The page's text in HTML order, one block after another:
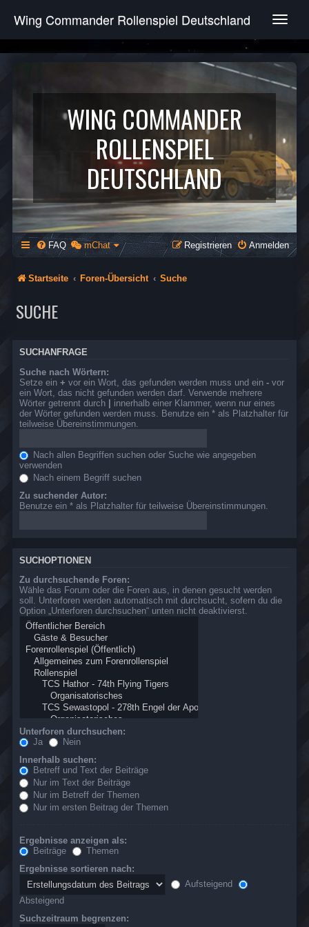
T
g
e
v
g
a
t
i
o
n
Wing Commander Rollenspiel Deutschland
WING COMMANDER
ROLLENSPIEL
DEUTSCHLAND
FAQ mChat Anmelden
Registrieren
Startseite Foren-Übersicht Suche
SUCHE
SUCHANFRAGE
Suche nach Wörtern:
Setze ein + vor ein Wort, das gefunden werden muss und ein - vor
ein Wort, das nicht gefunden werden darf. Verwende mehrere
Wörter getrennt durch | innerhalb einer Klammer, wenn nur eines
der Wörter gefunden werden muss. Benutze ein * als Platzhalter für
teilweise Übereinstimmungen.
Nach allen Begriffen suchen oder Suche wie angegeben
verwenden
Nach einem Begriff suchen
Zu suchender Autor:
Benutze ein * als Platzhalter für teilweise Übereinstimmungen.
SUCHOPTIONEN
Zu durchsuchende Foren:
Wähle das Forum oder die Foren aus, in denen gesucht werden
soll. Unterforen werden automatisch mit durchsucht, sofern du die
Option „Unterforen durchsuchen“ unten nicht deaktivierst.
Unterforen durchsuchen:
Ja
Nein
Innerhalb suchen:
Betreff und Text der Beiträge
Nur im Text der Beiträge
Nur im Betreff der Themen
Nur im ersten Beitrag der Themen
Ergebnisse anzeigen als:
Beiträge
Themen
Ergebnisse sortieren nach:
Aufsteigend
Absteigend
Suchzeitraum begrenzen: